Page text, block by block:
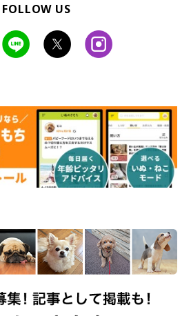
FOLLOW US